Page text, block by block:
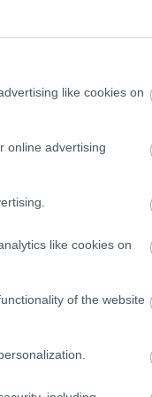
like cookies on
online advertising
like cookies on
of the website
11 / 11
Matjaž
prirezan v
aktivnosti
prtljažnika, ki
izvedbah, pri
100 litrov